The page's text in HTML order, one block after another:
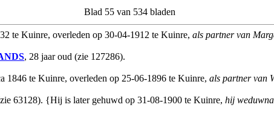
Blad 55 van 534 bladen
te Kuinre, overleden op 30-04-1912 te Kuinre, als partner van
, 28 jaar oud (zie 127286).
1846 te Kuinre, overleden op 25-06-1896 te Kuinre, als partner van
63128). {Hij is later gehuwd op 31-08-1900 te Kuinre, hij